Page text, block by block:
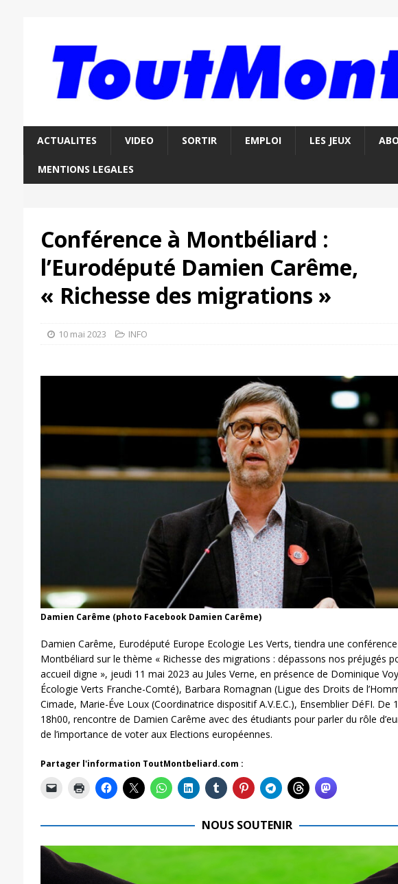
ACTUALITES VIDEO SORTIR EMPLOI LES JEUX
MENTIONS LEGALES
Conférence à Montbéliard :
l’Eurodéputé Damien Carême,
« Richesse des migrations »
10 mai 2023 INFO
Damien Carême (photo Facebook Damien Carême)
Damien Carême, Eurodéputé Europe Ecologie Les Verts, tiendra une
Montbéliard sur le thème « Richesse des migrations : dépassons nos préjugés
accueil digne », jeudi 11 mai 2023 au Jules Verne, en présence de Dominique
Écologie Verts Franche-Comté), Barbara Romagnan (Ligue des Droits de
Cimade, Marie-Éve Loux (Coordinatrice dispositif A.V.E.C.), Ensemblier DéFI. De
18h00, rencontre de Damien Carême avec des étudiants pour parler du rôle
de l’importance de voter aux Elections européennes.
Partager l'information ToutMontbeliard.com :
NOUS SOUTENIR